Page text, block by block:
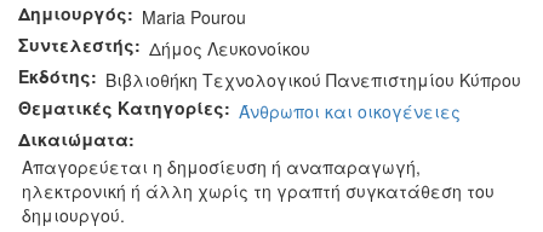
Δημιουργός: Maria Pourou
Συντελεστής: Δήμος Λευκονοίκου
Εκδότης: Βιβλιοθήκη Τεχνολογικού Πανεπιστημίου Κύπρου
Θεματικές Κατηγορίες: Άνθρωποι και οικογένειες
Δικαιώματα:
Απαγορεύεται η δημοσίευση ή αναπαραγωγή,
ηλεκτρονική ή άλλη χωρίς τη γραπτή συγκατάθεση του
δημιουργού.